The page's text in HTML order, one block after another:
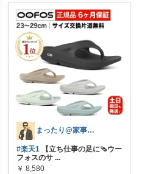
まったり@家事ラク時短アイテム
#楽天1 【立ち仕事の足に🩴ウー
フォスのサ ...
￥ 8,580